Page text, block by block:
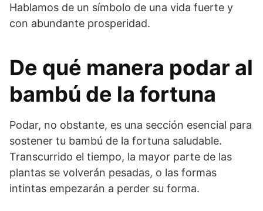
Hablamos de un símbolo de una vida fuerte y
con abundante prosperidad.
De qué manera podar al
bambú de la fortuna
Podar, no obstante, es una sección esencial para
sostener tu bambú de la fortuna saludable.
Transcurrido el tiempo, la mayor parte de las
plantas se volverán pesadas, o las formas
intintas empezarán a perder su forma.